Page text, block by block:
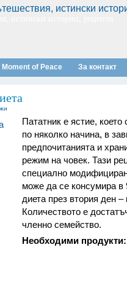
Moment of Peace За контакт
Пататник е ястие, което
по няколко начина, в
предпочитанията и
режим на човек. Тази
специално
може да се консумира в
диета през втория ден –
Количеството е
членно семейство.
Необходими продукти: